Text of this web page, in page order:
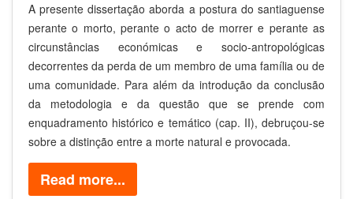
A presente dissertação aborda a postura do santiaguense
perante o morto, perante o acto de morrer e perante as
circunstâncias económicas e socio-antropológicas
decorrentes da perda de um membro de uma família ou de
uma comunidade. Para além da introdução da conclusão
da metodologia e da questão que se prende com
enquadramento histórico e temático (cap. II), debruçou-se
sobre a distinção entre a morte natural e provocada.
Read more...